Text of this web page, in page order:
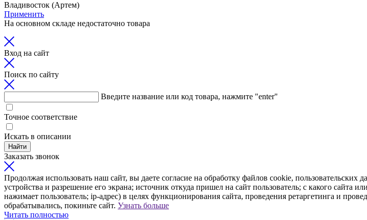
Владивосток (Артем)
Применить
На основном складе недостаточно товара
Вход на сайт
Поиск по сайту
Введите название или код товара, нажмите "enter"
Точное соответствие
Искать в описании
Найти
Заказать звонок
Продолжая использовать наш сайт, вы даете согласие на обработку файлов cookie,
устройства и разрешение его экрана; источник откуда пришел на сайт пользователь; с какого
нажимает пользователь; ip-адрес) в целях функционирования сайта, проведения ретаргетинга и
обрабатывались, покиньте сайт. Узнать больше
Читать полностью